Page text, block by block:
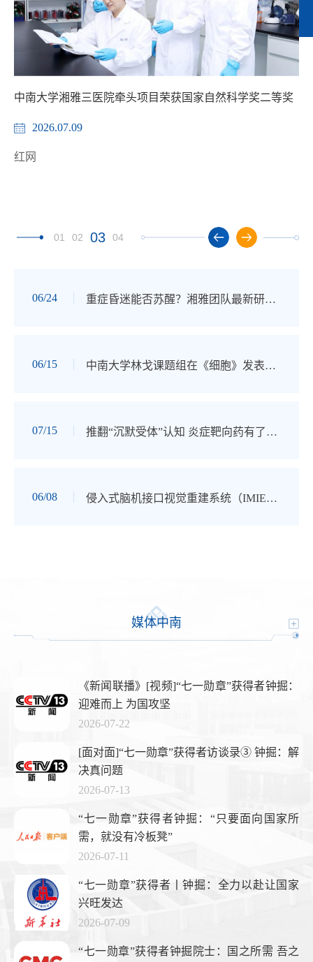
中南大学湘雅三医院牵头项目荣获国家自然科学奖二等奖
2026.07.09
红网
01 02 03 04
06/24 重症昏迷能否苏醒？湘雅团队最新研究：3天可预测苏醒概率
06/15 中南大学林戈课题组在《细胞》发表人类胚胎发育原创研究成果
07/15 推翻“沉默受体”认知 炎症靶向药有了新方向
06/08 侵入式脑机接口视觉重建系统（IMIE智能视网膜）临床试验在湘雅医院取得重大突破
媒体中南
《新闻联播》[视频]“七一勋章”获得者钟掘：
迎难而上 为国攻坚
2026-07-22
[面对面]“七一勋章”获得者访谈录③ 钟掘：解
决真问题
2026-07-13
“七一勋章”获得者钟掘：“只要面向国家所
需，就没有冷板凳”
2026-07-11
“七一勋章”获得者丨钟掘：全力以赴让国家
兴旺发达
2026-07-09
“七一勋章”获得者钟掘院士：国之所需 吾之